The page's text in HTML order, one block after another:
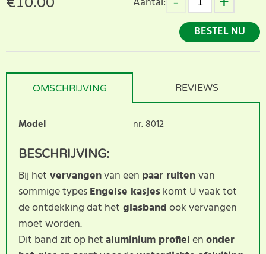
BESTEL NU
OMSCHRIJVING REVIEWS
Model nr. 8012
BESCHRIJVING:
Bij het vervangenvan een paar ruitenvan
sommige typesEngelse kasjeskomt U vaak tot
de ontdekking dat het glasbandook vervangen
moet worden.
Dit band zit op hetaluminium profielenonder